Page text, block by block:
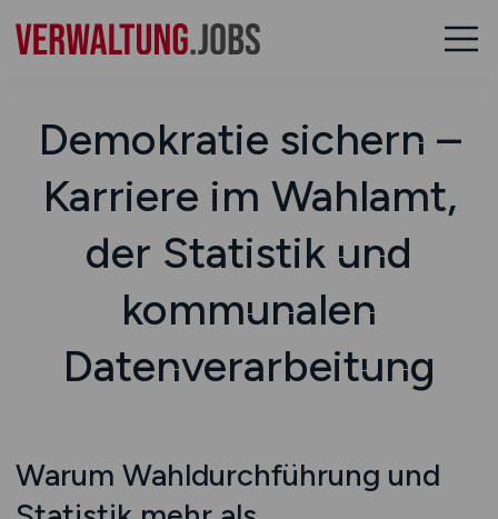
Demokratie sichern –
Karriere im Wahlamt,
der Statistik und
kommunalen
Datenverarbeitung
Warum Wahldurchführung und